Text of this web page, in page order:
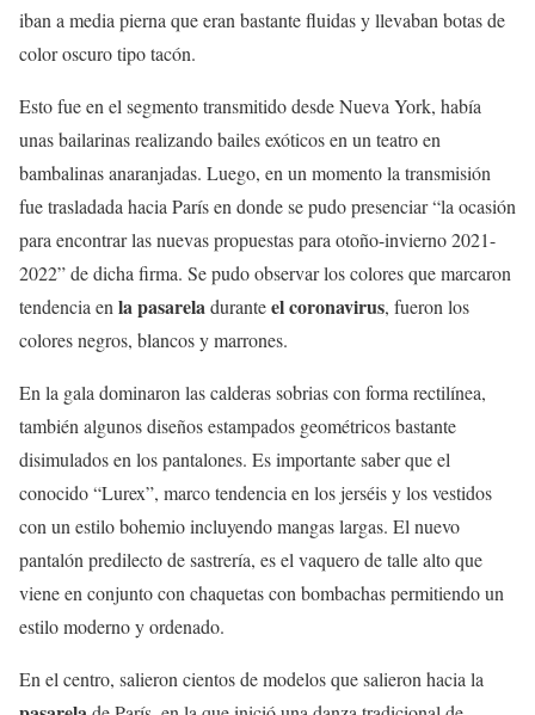
iban a media pierna que eran bastante fluidas y llevaban botas de
color oscuro tipo tacón.
Esto fue en el segmento transmitido desde Nueva York, había
unas bailarinas realizando bailes exóticos en un teatro en
bambalinas anaranjadas. Luego, en un momento la transmisión
fue trasladada hacia París en donde se pudo presenciar “la ocasión
para encontrar las nuevas propuestas para otoño-invierno 2021-
2022” de dicha firma. Se pudo observar los colores que marcaron
tendencia en la pasareladuranteel coronavirus, fueron los
colores negros, blancos y marrones.
En la gala dominaron las calderas sobrias con forma rectilínea,
también algunos diseños estampados geométricos bastante
disimulados en los pantalones. Es importante saber que el
conocido “Lurex”, marco tendencia en los jerséis y los vestidos
con un estilo bohemio incluyendo mangas largas. El nuevo
pantalón predilecto de sastrería, es el vaquero de talle alto que
viene en conjunto con chaquetas con bombachas permitiendo un
estilo moderno y ordenado.
En el centro, salieron cientos de modelos que salieron hacia la